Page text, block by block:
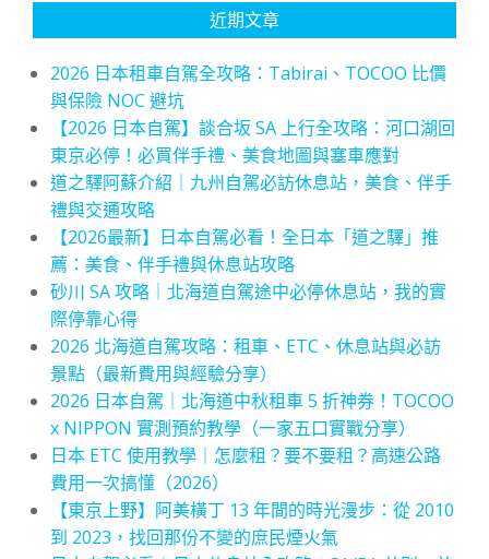
近期文章
2026 日本租車自駕全攻略：Tabirai、TOCOO 比價
與保險 NOC 避坑
【2026 日本自駕】談合坂 SA 上行全攻略：河口湖回
東京必停！必買伴手禮、美食地圖與塞車應對
道之驛阿蘇介紹｜九州自駕必訪休息站，美食、伴手
禮與交通攻略
【2026最新】日本自駕必看！全日本「道之驛」推
薦：美食、伴手禮與休息站攻略
砂川 SA 攻略｜北海道自駕途中必停休息站，我的實
際停靠心得
2026 北海道自駕攻略：租車、ETC、休息站與必訪
景點（最新費用與經驗分享）
2026 日本自駕｜北海道中秋租車 5 折神券！TOCOO
x NIPPON 實測預約教學（一家五口實戰分享）
日本 ETC 使用教學｜怎麼租？要不要租？高速公路
費用一次搞懂（2026）
【東京上野】阿美橫丁 13 年間的時光漫步：從 2010
到 2023，找回那份不變的庶民煙火氣